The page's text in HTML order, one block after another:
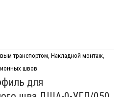
транспортом Накладной монтаж
швов
для